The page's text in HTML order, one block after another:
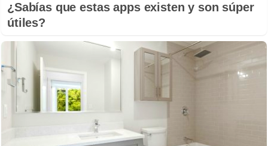
¿Sabías que estas apps existen y son súper
útiles?